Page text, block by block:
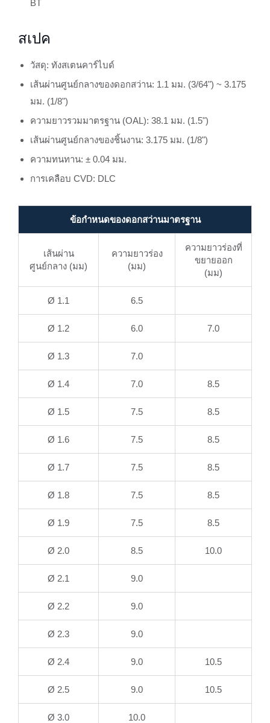
BT
สเปค
วัสดุ: ทังสเตนคาร์ไบด์
เส้นผ่านศูนย์กลางของดอกสว่าน: 1.1 มม. (3/64") ~ 3.175
มม. (1/8")
ความยาวรวมมาตรฐาน (OAL): 38.1 มม. (1.5")
เส้นผ่านศูนย์กลางของชิ้นงาน: 3.175 มม. (1/8")
ความทนทาน: ± 0.04 มม.
การเคลือบ CVD: DLC
ข้อกำหนดของดอกสว่านมาตรฐาน
เส้นผ่าน
ศูนย์กลาง (มม)
ความยาวร่อง
(มม)
ความยาวร่องที่
ขยายออก
(มม)
Ø 1.1 6.5
Ø 1.2 6.0 7.0
Ø 1.3 7.0
Ø 1.4 7.0 8.5
Ø 1.5 7.5 8.5
Ø 1.6 7.5 8.5
Ø 1.7 7.5 8.5
Ø 1.8 7.5 8.5
Ø 1.9 7.5 8.5
Ø 2.0 8.5 10.0
Ø 2.1 9.0
Ø 2.2 9.0
Ø 2.3 9.0
Ø 2.4 9.0 10.5
Ø 2.5 9.0 10.5
Ø 3.0 10.0